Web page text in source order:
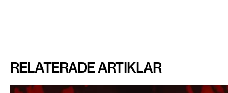
RELATERADE ARTIKLAR